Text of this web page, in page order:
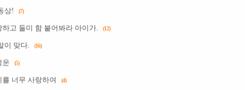
상! (7)
하고 둘미 함 붙어봐라 아이가. (12)
이 맞다. (16)
운 (5)
를 너무 사랑하여 (4)